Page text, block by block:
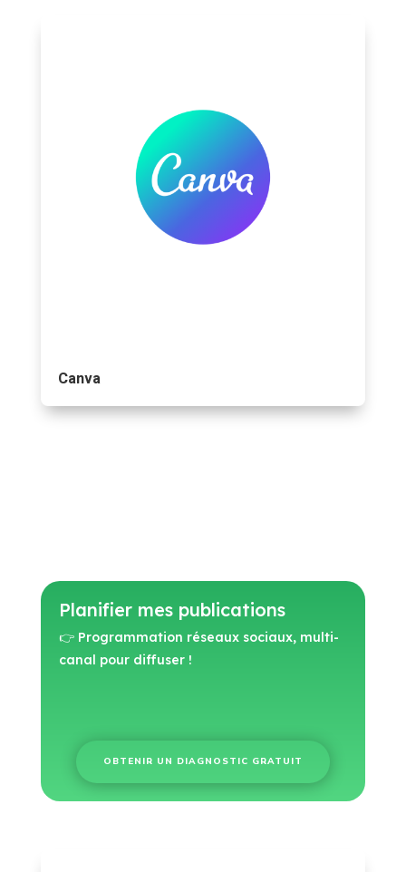
Canva
Planifier mes publications
👉 Programmation réseaux sociaux, multi-
canal pour diffuser !
OBTENIR UN DIAGNOSTIC GRATUIT